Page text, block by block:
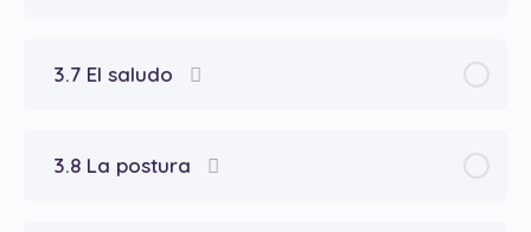
3.7 El saludo
3.8 La postura